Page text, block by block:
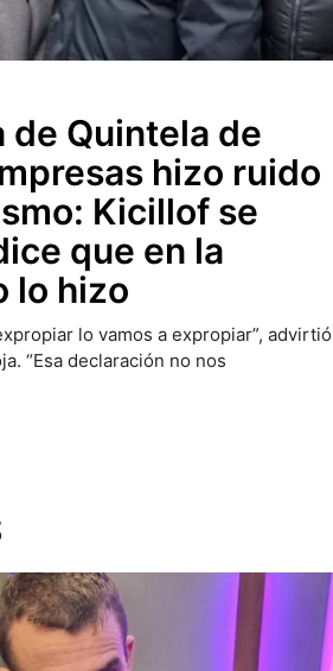
de Quintela de
hizo ruido
Kicillof se
que en la
lo hizo
lo vamos a expropiar”, advirtió
“Esa declaración no nos